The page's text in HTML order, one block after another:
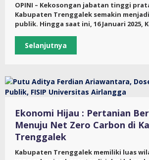
OPINI – Kekosongan jabatan tinggi
Kabupaten Trenggalek semakin
publik. Hingga saat ini, 16 Januari 2025,
Selanjutnya
Ekonomi Hijau : Pertanian
Menuju Net Zero Carbon di
Trenggalek
Kabupaten Trenggalek memiliki luas